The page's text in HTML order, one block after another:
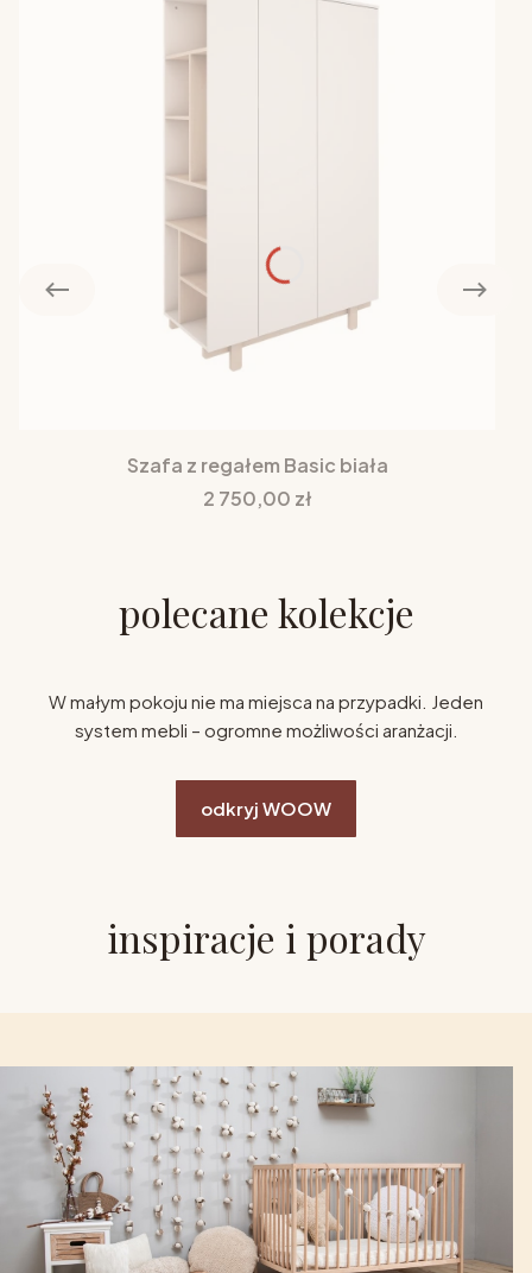
Szafa z regałem Basic biała
Cena
2 750,00 zł
polecane kolekcje
W małym pokoju nie ma miejsca na przypadki. Jeden
system mebli – ogromne możliwości aranżacji.
odkryj WOOW
inspiracje i porady